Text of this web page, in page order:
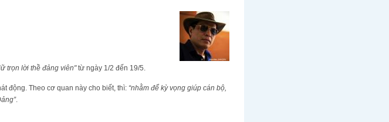
trọn lời thề đảng viên"từ ngày 1/2 đến 19/5.
động. Theo cơ quan này cho biết, thì: “nhằm để kỳ vọng giúp cán bộ,
.